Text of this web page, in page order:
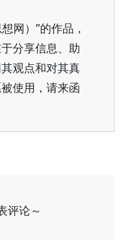
网）”的作品，
分享信息、助
观点和对其真
使用，请来函
评论～